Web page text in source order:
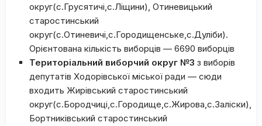
округ(с.Грусятичі,с.Ліщини), Отиневицький
старостинський
округ(с.Отиневичі,с.Городищенське,с.Дуліби).
Орієнтована кількість виборців — 6690 виборців
Територіальний виборчий округ №3 з виборів
депутатів Ходорівської міської ради — сюди
входить Жирівський старостинський
округ(с.Бородчиці,с.Городище,с.Жирова,с.Заліски),
Бортниківський старостинський